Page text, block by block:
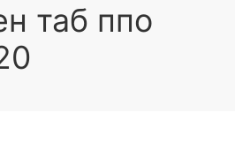
таб ппо